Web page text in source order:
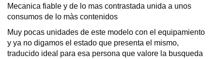
Mecanica fiable y de lo mas contrastada unida a unos
consumos de lo màs contenidos
Muy pocas unidades de este modelo con el equipamiento
y ya no digamos el estado que presenta el mismo,
traducido ideal para esa persona que valore la busqueda